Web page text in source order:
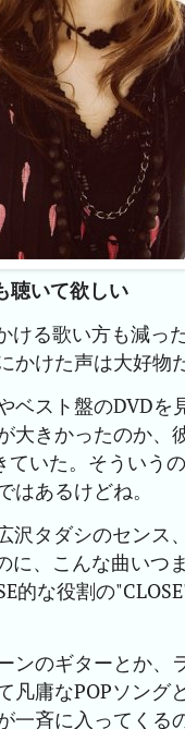
聴いて欲しい
ける歌い方も減っ
けた声は大好物
ベスト盤のDVD
大きかったのか、
いた。そういう
はあるけどね。
沢タダシのセン
に、こんな曲いつ
的な役割の
ンのギターとか
凡庸なPOPソン
一斉に入ってくる